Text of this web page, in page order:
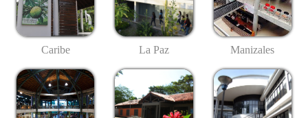
Caribe La Paz Manizales